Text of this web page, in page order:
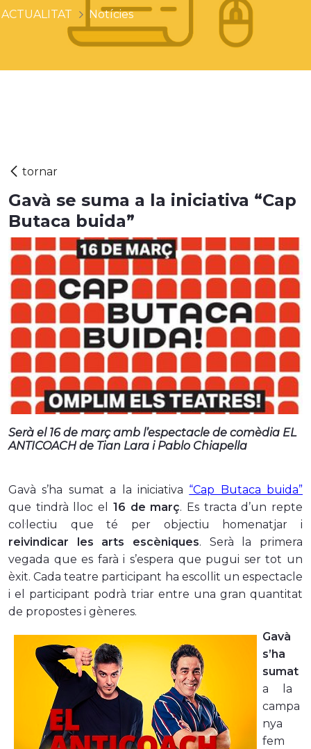
ACTUALITAT Notícies
Gavà se suma a la iniciativa “Cap
Butaca buida”
Serà el 16 de març amb l’espectacle de comèdia EL
ANTICOACH de Tian Lara i Pablo Chiapella
Gavà s’ha sumat a la iniciativa “Cap Butaca buida”
que tindrà lloc el 16 de març. Es tracta d’un repte
col·lectiu que té per objectiu homenatjar i
reivindicar les arts escèniques. Serà la primera
vegada que es farà i s’espera que pugui ser tot un
èxit. Cada teatre participant ha escollit un espectacle
i el participant podrà triar entre una gran quantitat
de propostes i gèneres.
Gavà
s’ha
sumat
a la
campa
nya
fem